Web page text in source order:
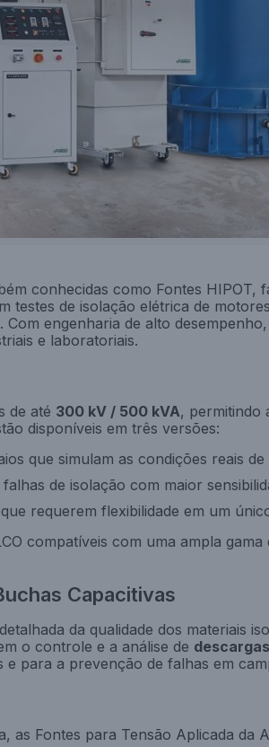
conhecidas como Fontes HIPOT,
testes de isolação elétrica de
engenharia de alto
e laboratoriais.
de até 300 kV / 500 kVA, permitindo
disponíveis em três versões:
que simulam as condições reais
de isolação com maior
requerem flexibilidade em um
compatíveis com uma ampla
Capacitivas
da qualidade dos materiais
o controle e a análise de
para a prevenção de falhas em
as Fontes para Tensão Aplicada da